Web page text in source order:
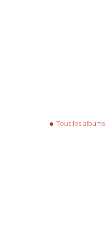
Tous les albums